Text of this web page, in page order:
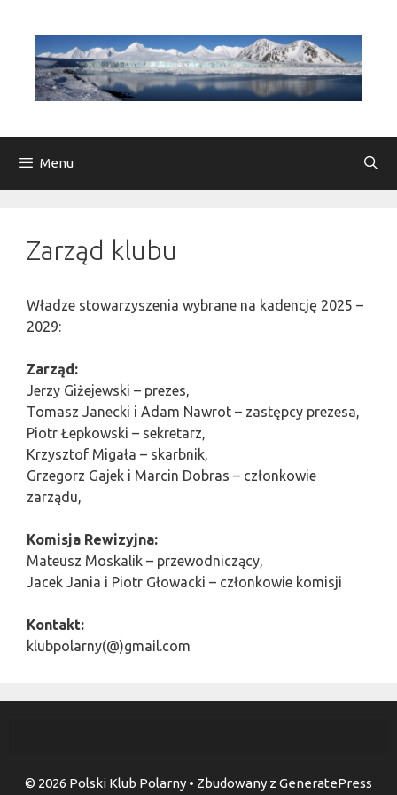
Menu
Zarząd klubu
Władze stowarzyszenia wybrane na kadencję 2025 –
2029:
Zarząd:
Jerzy Giżejewski – prezes,
Tomasz Janecki i Adam Nawrot – zastępcy prezesa,
Piotr Łepkowski – sekretarz,
Krzysztof Migała – skarbnik,
Grzegorz Gajek i Marcin Dobras – członkowie
zarządu,
Komisja Rewizyjna:
Mateusz Moskalik – przewodniczący,
Jacek Jania i Piotr Głowacki – członkowie komisji
Kontakt:
klubpolarny(@)gmail.com
© 2026 Polski Klub Polarny • Zbudowany z GeneratePress